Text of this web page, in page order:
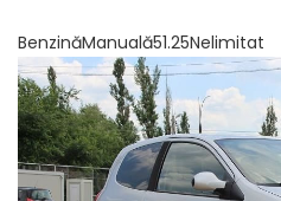
BenzinăManuală51.25Nelimitat